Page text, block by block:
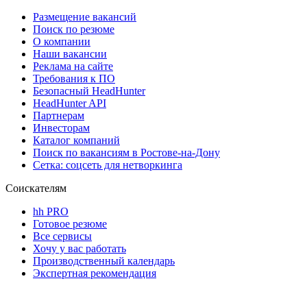
Размещение вакансий
Поиск по резюме
О компании
Наши вакансии
Реклама на сайте
Требования к ПО
Безопасный HeadHunter
HeadHunter API
Партнерам
Инвесторам
Каталог компаний
Поиск по вакансиям в Ростове-на-Дону
Сетка: соцсеть для нетворкинга
Соискателям
hh PRO
Готовое резюме
Все сервисы
Хочу у вас работать
Производственный календарь
Экспертная рекомендация